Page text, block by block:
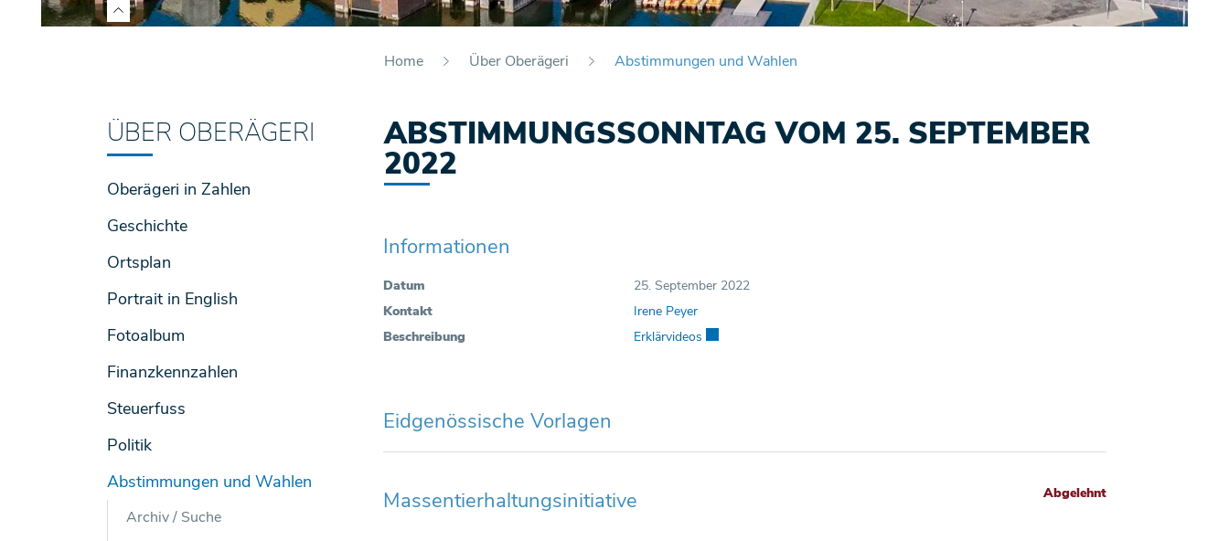
Home Über Oberägeri Abstimmungen und Wahlen
ÜBER OBERÄGERI
Oberägeri in Zahlen
Geschichte
Ortsplan
Portrait in English
Fotoalbum
Finanzkennzahlen
Steuerfuss
Politik
Abstimmungen und Wahlen
Archiv / Suche
ABSTIMMUNGSSONNTAG VOM 25. SEPTEMBER
2022
Informationen
Datum
25. September 2022
Kontakt
Irene Peyer
Beschreibung
Erklärvideos Externer Link wird in einem neuen Fenster geöffnet.
Eidgenössische Vorlagen
Massentierhaltungsinitiative Abgelehnt